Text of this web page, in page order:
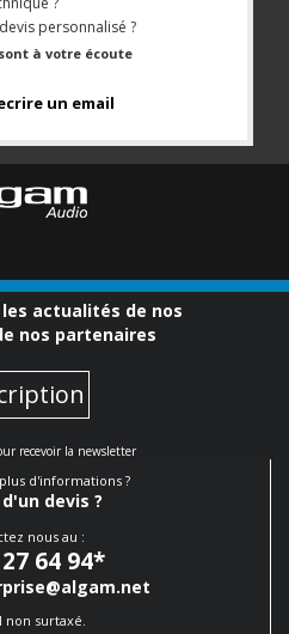
personnalisé ?
à votre écoute
un email
actualités de nos
nos partenaires
recevoir la newsletter
d'informations ?
devis ?
nous au :
64 94*
non surtaxé.